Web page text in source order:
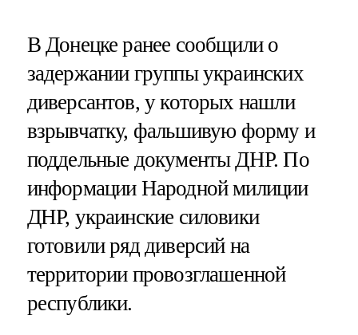
В Донецке ранее сообщили о
задержании группы украинских
диверсантов, у которых нашли
взрывчатку, фальшивую форму и
поддельные документы ДНР. По
информации Народной милиции
ДНР, украинские силовики
готовили ряд диверсий на
территории провозглашенной
республики.